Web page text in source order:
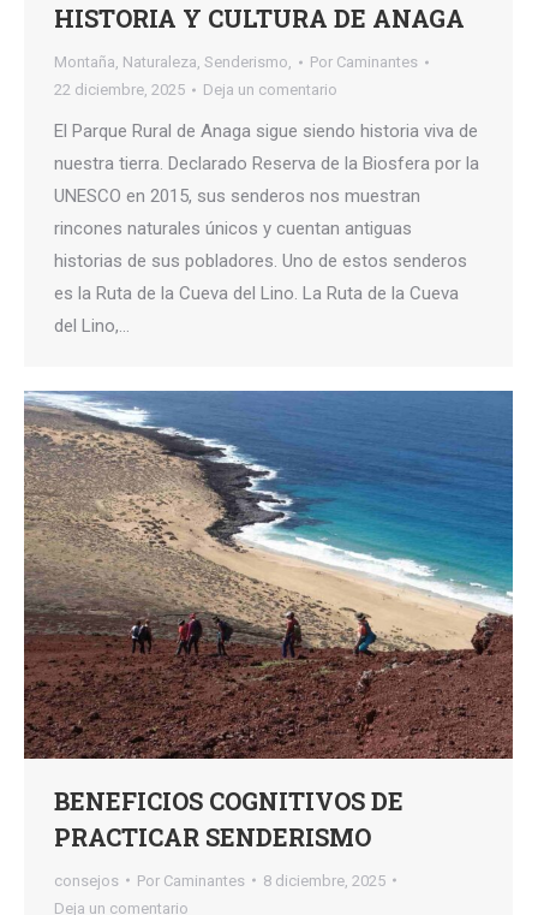
HISTORIA Y CULTURA DE ANAGA
Montaña, Naturaleza, Senderismo, Por Caminantes
22 diciembre, 2025
Deja un comentario
El Parque Rural de Anaga sigue siendo historia viva de
nuestra tierra. Declarado Reserva de la Biosfera por la
UNESCO en 2015, sus senderos nos muestran
rincones naturales únicos y cuentan antiguas
historias de sus pobladores. Uno de estos senderos
es la Ruta de la Cueva del Lino. La Ruta de la Cueva
del Lino,…
BENEFICIOS COGNITIVOS DE
PRACTICAR SENDERISMO
consejos Por Caminantes
8 diciembre, 2025
Deja un comentario